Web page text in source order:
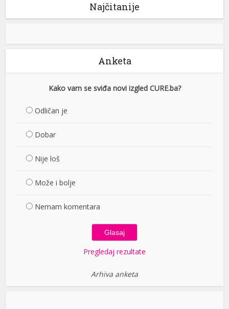
Najčitanije
Anketa
Kako vam se sviđa novi izgled CURE.ba?
Odličan je
Dobar
Nije loš
Može i bolje
Nemam komentara
Pregledaj rezultate
Arhiva anketa